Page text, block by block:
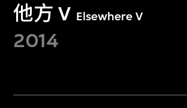
他方 V Elsewhere V
2014